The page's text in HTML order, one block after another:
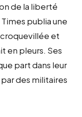
de la liberté
publia une
et
en pleurs. Ses
part dans leur
des militaires